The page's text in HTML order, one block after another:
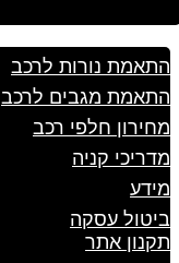
התאמת נורות לרכב
התאמת מגבים לרכב
מחירון חלפי רכב
מדריכי קניה
מידע
ביטול עסקה
תקנון אתר